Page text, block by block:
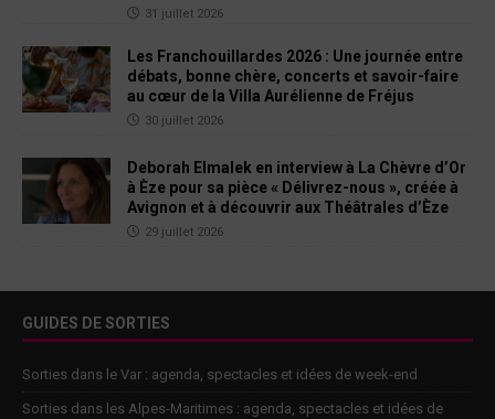
31 juillet 2026
Les Franchouillardes 2026 : Une journée entre
débats, bonne chère, concerts et savoir-faire
au cœur de la Villa Aurélienne de Fréjus
30 juillet 2026
Deborah Elmalek en interview à La Chèvre d’Or
à Èze pour sa pièce « Délivrez-nous », créée à
Avignon et à découvrir aux Théâtrales d’Èze
29 juillet 2026
GUIDES DE SORTIES
Sorties dans le Var : agenda, spectacles et idées de week-end
Sorties dans les Alpes-Maritimes : agenda, spectacles et idées de